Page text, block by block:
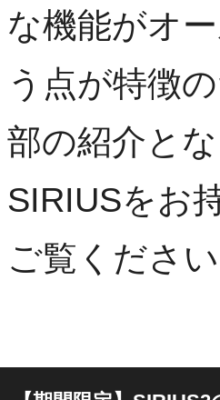
な機能がオ
う点が特徴
部の紹介と
SIRIUSをお
ご覧くださ